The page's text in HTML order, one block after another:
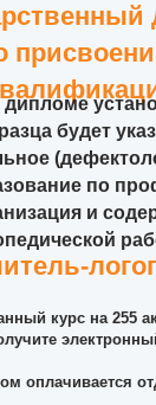
будет
по
и
курс на 255
оплачивается